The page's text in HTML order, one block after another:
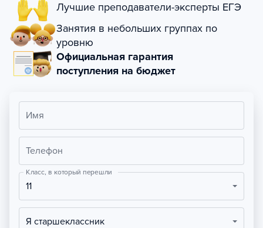
Лучшие преподаватели-эксперты ЕГЭ
Занятия в небольших группах по
уровню
Официальная гарантия
поступления на бюджет
Имя
Телефон
Класс, в который перешли
11
Я старшеклассник